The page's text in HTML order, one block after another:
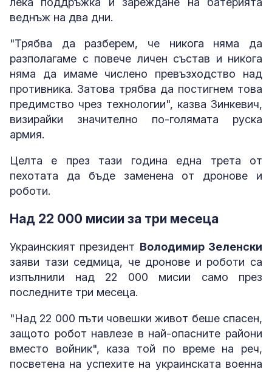
веднъж на два дни.
"Трябва да разберем, че никога няма да
разполагаме с повече личен състав и никога
няма да имаме числено превъзходство над
противника. Затова трябва да постигнем това
предимство чрез технологии", казва Зинкевич,
визирайки значително по-голямата руска
армия.
Целта е през тази година една трета от
пехотата да бъде заменена от дронове и
роботи.
Над 22 000 мисии за три месеца
Украинският президент Володимир Зеленски
заяви тази седмица, че дронове и роботи са
изпълнили над 22 000 мисии само през
последните три месеца.
"Над 22 000 пъти човешки живот беше спасен,
защото робот навлезе в най-опасните райони
вместо войник", каза той по време на реч,
посветена на успехите на украинската военна